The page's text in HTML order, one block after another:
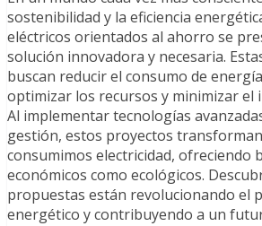
sostenibilidad y la eficiencia
eléctricos orientados al ahorro se
solución innovadora y necesaria.
buscan reducir el consumo de
optimizar los recursos y minimizar el
Al implementar tecnologías
gestión, estos proyectos
consumimos electricidad, ofreciendo
económicos como ecológicos.
propuestas están revolucionando el
energético y contribuyendo a un